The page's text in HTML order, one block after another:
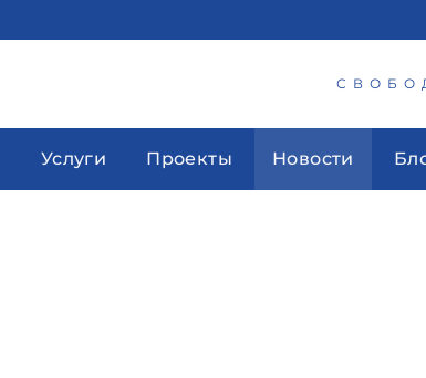
Услуги Проекты Новости